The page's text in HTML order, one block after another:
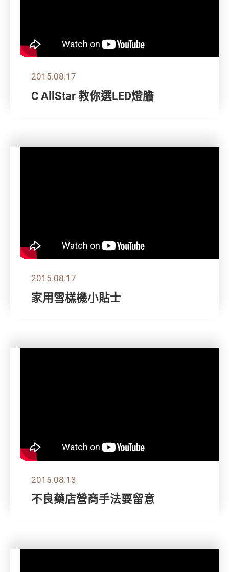
2015.08.17
C AllStar 教你選LED燈膽
2015.08.17
家用雪榚機小貼士
2015.08.13
不良藥店營商手法要留意